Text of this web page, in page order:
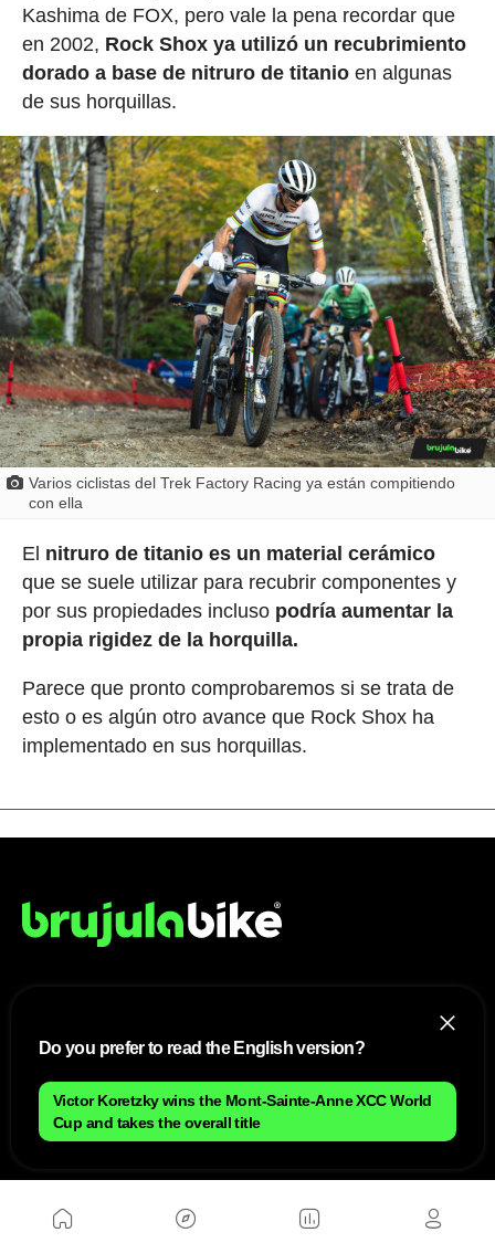
Kashima de FOX, pero vale la pena recordar que
en 2002, Rock Shox ya utilizó un recubrimiento
dorado a base de nitruro de titanioen algunas
de sus horquillas.
Varios ciclistas del Trek Factory Racing ya están compitiendo
con ella
El nitruro de titanio es un material cerámico
que se suele utilizar para recubrir componentes y
por sus propiedades incluso podría aumentar la
propia rigidez de la horquilla.
Parece que pronto comprobaremos si se trata de
esto o es algún otro avance que Rock Shox ha
implementado en sus horquillas.
Mapa del sitio
Anúnciate con nosotros
Política de cookies
Política de privacidad
Contacto
WEBS AMIGAS
Do you prefer to read the English version?
Victor Koretzky wins the Mont-Sainte-Anne XCC World
Cup and takes the overall title